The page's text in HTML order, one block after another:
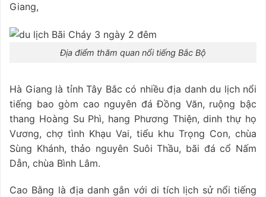
Giang,
Địa điểm thăm quan nổi tiếng Bắc Bộ
Hà Giang là tỉnh Tây Bắc có nhiều địa danh du lịch nổi
tiếng bao gòm cao nguyên đá Đồng Văn, ruộng bậc
thang Hoàng Su Phì, hang Phương Thiện, dinh thự họ
Vương, chợ tình Khạu Vai, tiểu khu Trọng Con, chùa
Sùng Khánh, thảo nguyên Suôi Thầu, bãi đá cổ Nấm
Dẫn, chùa Bình Lâm.
Cao Bằng là địa danh gắn với di tích lịch sử nổi tiếng